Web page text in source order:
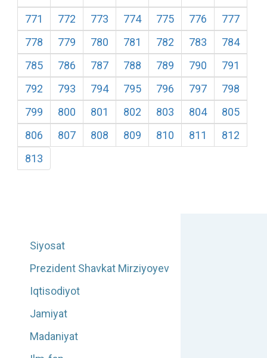
771
772 773 774 775 776
777
778
779 780 781 782 783
784
785
786 787 788 789 790
791
792
793 794 795 796 797
798
799
800 801 802 803 804
805
806
807 808 809 810 811
812
813
Siyosat
Prezident Shavkat Mirziyoyev
Iqtisodiyot
Jamiyat
Madaniyat